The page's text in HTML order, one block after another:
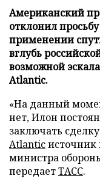
Американский
отклонил
применении
вглубь
возможной
Atlantic.
«На данный
нет, Илон
заключать
Atlanticисточник
министра
передаетТАСС.